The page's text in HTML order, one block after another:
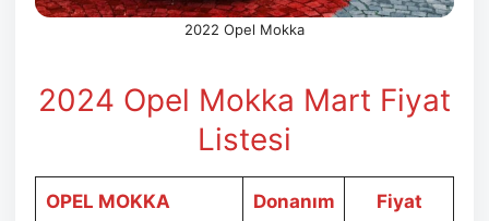
2022 Opel Mokka
2024 Opel Mokka Mart Fiyat
Listesi
OPEL MOKKA Donanım Fiyat